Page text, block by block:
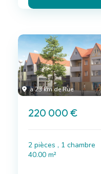
à 23 km de Rue
220 000 €
2 pièces , 1 chambre
40.00 m²